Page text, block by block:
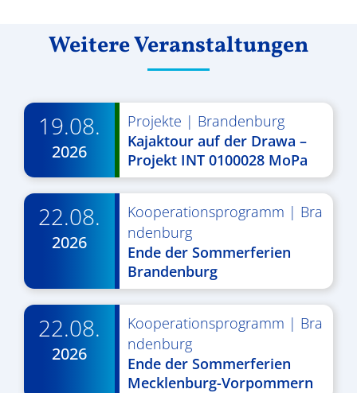
Weitere Veranstaltungen
19.08.
2026
Projekte | Brandenburg
Kajaktour auf der Drawa –
Projekt INT 0100028 MoPa
22.08.
2026
Kooperationsprogramm | Bra
ndenburg
Ende der Sommerferien
Brandenburg
22.08.
2026
Kooperationsprogramm | Bra
ndenburg
Ende der Sommerferien
Mecklenburg-Vorpommern